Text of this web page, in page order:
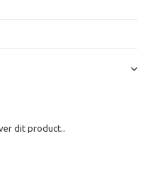
dit product..